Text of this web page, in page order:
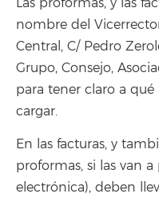
Las proformas, y las
nombre del
Central, C/ Pedro
Grupo, Consejo,
para tener claro a
cargar.
En las facturas, y
proformas, si las van
electrónica), deben